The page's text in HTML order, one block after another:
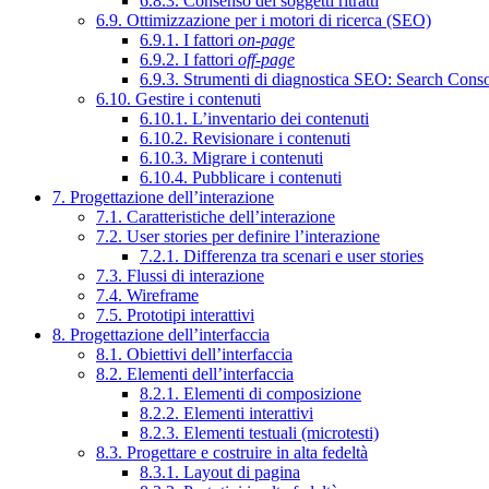
6.9. Ottimizzazione per i motori di ricerca (SEO)
6.9.1. I fattori on-page
6.9.2. I fattori off-page
6.9.3. Strumenti di diagnostica SEO: Search
6.10. Gestire i contenuti
6.10.1. L’inventario dei contenuti
6.10.2. Revisionare i contenuti
6.10.3. Migrare i contenuti
6.10.4. Pubblicare i contenuti
7. Progettazione dell’interazione
7.1. Caratteristiche dell’interazione
7.2. User stories per definire l’interazione
7.2.1. Differenza tra scenari e user stories
7.3. Flussi di interazione
7.4. Wireframe
7.5. Prototipi interattivi
8. Progettazione dell’interfaccia
8.1. Obiettivi dell’interfaccia
8.2. Elementi dell’interfaccia
8.2.1. Elementi di composizione
8.2.2. Elementi interattivi
8.2.3. Elementi testuali (microtesti)
8.3. Progettare e costruire in alta fedeltà
8.3.1. Layout di pagina